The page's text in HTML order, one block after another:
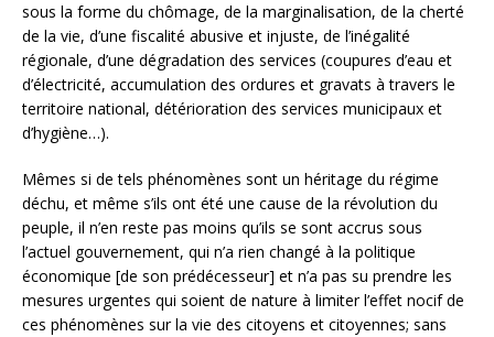
sous la forme du chômage, de la marginalisation, de la cherté
de la vie, d’une fiscalité abusive et injuste, de l’inégalité
régionale, d’une dégradation des services (coupures d’eau et
d’électricité, accumulation des ordures et gravats à travers le
territoire national, détérioration des services municipaux et
d’hygiène…).
Mêmes si de tels phénomènes sont un héritage du régime
déchu, et même s’ils ont été une cause de la révolution du
peuple, il n’en reste pas moins qu’ils se sont accrus sous
l’actuel gouvernement, qui n’a rien changé à la politique
économique [de son prédécesseur] et n’a pas su prendre les
mesures urgentes qui soient de nature à limiter l’effet nocif de
ces phénomènes sur la vie des citoyens et citoyennes; sans